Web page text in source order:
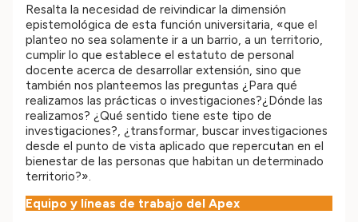
Resalta la necesidad de reivindicar la dimensión
epistemológica de esta función universitaria, «que el
planteo no sea solamente ir a un barrio, a un territorio,
cumplir lo que establece el estatuto de personal
docente acerca de desarrollar extensión, sino que
también nos planteemos las preguntas ¿Para qué
realizamos las prácticas o investigaciones?¿Dónde las
realizamos? ¿Qué sentido tiene este tipo de
investigaciones?, ¿transformar, buscar investigaciones
desde el punto de vista aplicado que repercutan en el
bienestar de las personas que habitan un determinado
territorio?».
Equipo y líneas de trabajo del Apex